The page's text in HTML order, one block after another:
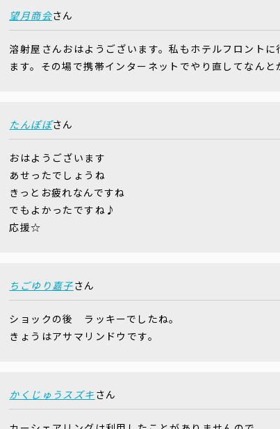
望月商会さん
溶射屋さんおはようございます。私もホテルフロント
ます。その場で携帯インターネットでやり直してなんと
たんぽぽさん
おはようございます
あせったでしょうね
きっとお疲れなんですね
でもよかったですね♪
応援☆
ちごゆり嘉子さん
ショックの後 ラッキーでしたね。
きょうはアサマリンドウです。
かくじゅうスズキ さん